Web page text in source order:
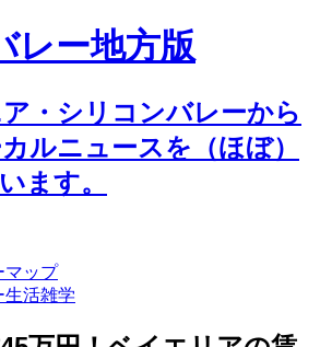
レー地方版
・シリコンバレーから
ルニュースを（ほぼ）
ます。
マップ
生活雑学